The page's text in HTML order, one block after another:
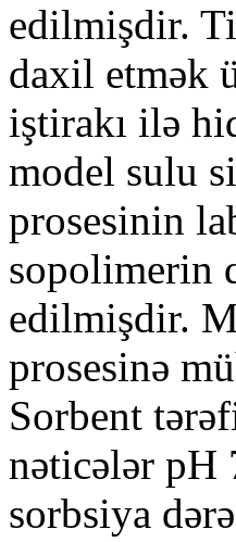
edilmişdir.
daxil etmək
iştirakı ilə
model sulu
prosesinin
sopolimerin
edilmişdir.
prosesinə
Sorbent
nəticələr pH
sorbsiya